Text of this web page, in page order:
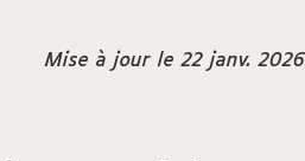
Mise à jour le 22 janv. 2026